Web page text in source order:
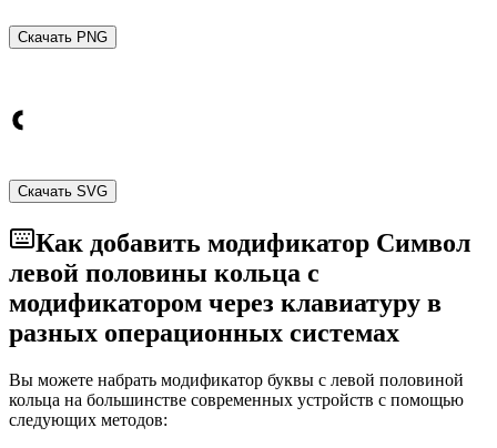
Скачать PNG
Скачать SVG
Как добавить модификатор Символ
левой половины кольца с
модификатором через клавиатуру в
разных операционных системах
Вы можете набрать модификатор буквы с левой половиной
кольца на большинстве современных устройств с помощью
следующих методов: